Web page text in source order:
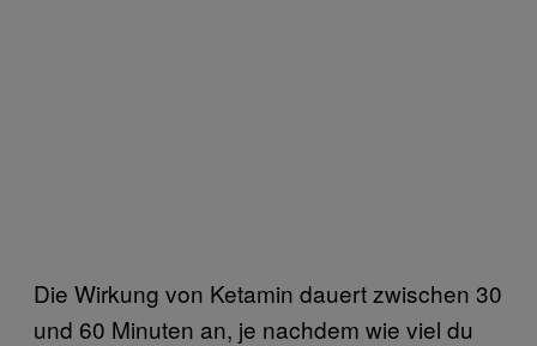
Die Wirkung von Ketamin dauert zwischen 30
und 60 Minuten an, je nachdem wie viel du